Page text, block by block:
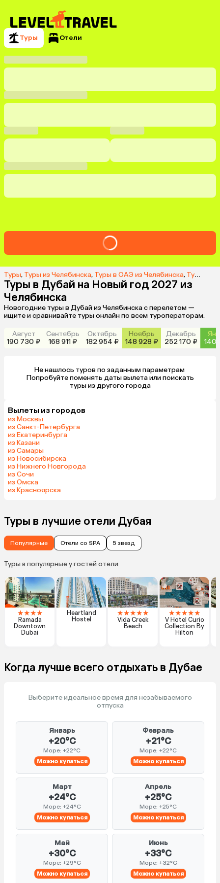
Туры Отели
Туры, Туры из Челябинска, Туры в ОАЭ из Челябинска, Туры в Дубай из Челябинска
Туры в Дубай на Новый год 2027 из
Челябинска
Новогодние туры в Дубай из Челябинска с перелетом —
ищите и сравнивайте туры онлайн по всем туроператорам.
Август
190 730 ₽
Сентябрь
168 911 ₽
Октябрь
182 954 ₽
Ноябрь
148 928 ₽
Декабрь
252 170 ₽
140
Не нашлось туров по заданным параметрам
туры из другого города
Вылеты из городов
из Москвы
из Санкт-Петербурга
из Екатеринбурга
из Казани
из Самары
из Новосибирска
из Нижнего Новгорода
из Сочи
из Омска
из Красноярска
Туры в лучшие отели Дубая
Популярные Отели со SPA 5 звезд
Туры в популярные у гостей отели
★★★★
Ramada
Downtown
Dubai
Heartland
Hostel
★★★★★
Vida Creek
Beach
★★★★★
V Hotel Curio
Collection By
Hilton
Когда лучше всего отдыхать в Дубае
Выберите идеальное время для незабываемого
отпуска
Январь
+20°C
Море: +22°C
Можно купаться
Февраль
+21°C
Море: +22°C
Можно купаться
Март
+24°C
Море: +24°C
Можно купаться
Апрель
+25°C
Море: +25°C
Можно купаться
Май
+30°C
Море: +29°C
Можно купаться
Июнь
+33°C
Море: +32°C
Можно купаться